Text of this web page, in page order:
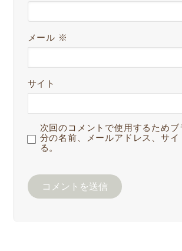
メール ※
サイト
次回のコメントで使用するためブ
分の名前、メールアドレス、サイ
る。